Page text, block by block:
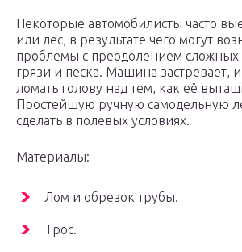
Некоторые автомобилисты часто
или лес, в результате чего могут
проблемы с преодолением сложных
грязи и песка. Машина застревает,
ломать голову над тем, как её
Простейшую ручную самодельную
сделать в полевых условиях.
Материалы:
Лом и обрезок трубы.
Трос.